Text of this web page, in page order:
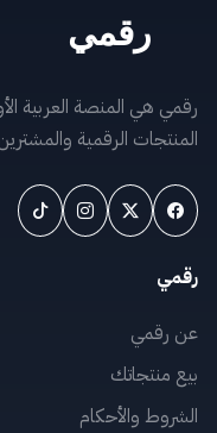
رقمي هي المنصة العربية
المنتجات الرقمية
رقمي
عن رقمي
بيع منتجاتك
الشروط والأحكام